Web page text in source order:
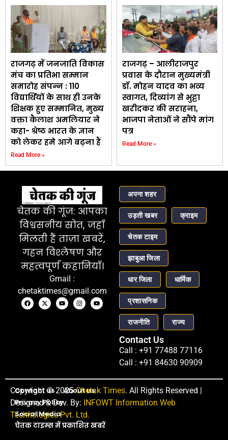
राजगढ़ में जनजाति विकास
मंच का प्रतिभा सम्मान
समारोह संपन्न : 110
विद्यार्थियों के साथ ही उनके
शिक्षक हुए सम्मानित, मुख्य
वक्ता कैलाश अमलियार ने
कहा- श्रेष्ठ भारत के ज्ञान
को लेकर हमे आगे बढ़ना हैं
Read More »
राजगढ़ – आलीराजपुर
प्रवास के दौरान मुख्यमंत्री
डॉ. मोहन यादव का भव्य
स्वागत, दिव्यांग से भुट्टा
खरीदकर की सराहना,
भाजपा नेताओं ने सौंपे मांग
पत्र
Read More »
चेतक की गूंज: आपका
विश्वसनीय स्रोत, जहाँ
मिलती हैं ताज़ा खबरें,
गहन विश्लेषण और
महत्वपूर्ण कहानियाँ।
Gmail :
chetaktimes@gmail.com
अपना शहर
उड़ती खबर क्राइम
चेतक टाइम
झाबुआ जिला
धार जिला धार्मिक
प्रशासनिक
राजनीति राज्य
Contact Us
Call : +91 77488 77116
Call : +91 84630 90909
Contact us
About us
Privacy Policy
Social Media
चेतक टाइम्स में प्रकाशित खबरें
Copyright © 2025Chetak Times. All Rights Reserved |
Designed & Dev. By: INFOWT Information Web
Technologies Pvt. Ltd.